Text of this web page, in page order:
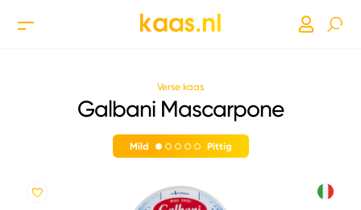
Verse kaas
Galbani Mascarpone
Mild Pittig